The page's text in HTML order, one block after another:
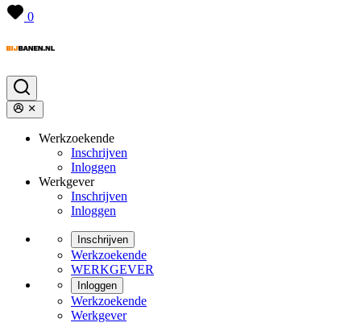
0
Werkzoekende
Inschrijven
Inloggen
Werkgever
Inschrijven
Inloggen
Inschrijven
Werkzoekende
WERKGEVER
Inloggen
Werkzoekende
Werkgever